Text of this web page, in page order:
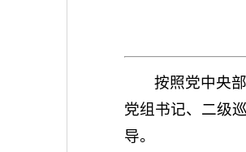
按照党中央
党组书记、二级
导。